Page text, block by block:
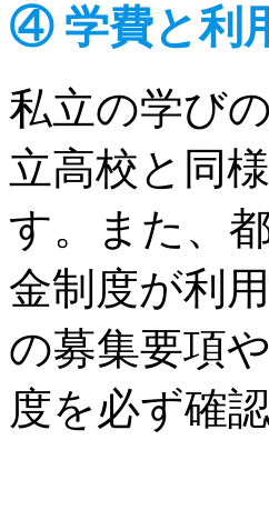
④ 学費と利
私立の学び
立高校と同
す。また、
金制度が利
の募集要項
度を必ず確